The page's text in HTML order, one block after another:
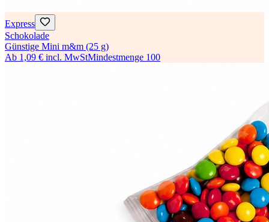
Express
Schokolade
Günstige Mini m&m (25 g)
Ab 1,09 € incl. MwStMindestmenge 100